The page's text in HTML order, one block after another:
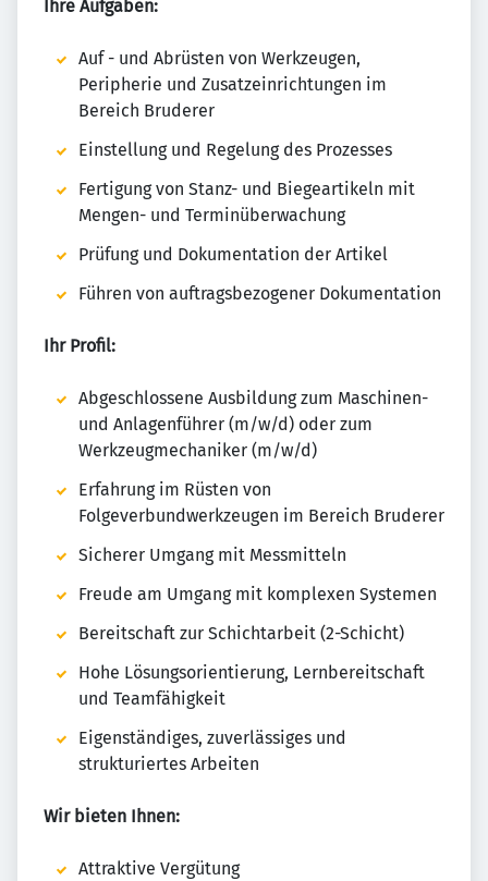
Ihre Aufgaben:
Auf - und Abrüsten von Werkzeugen,
Peripherie und Zusatzeinrichtungen im
Bereich Bruderer
Einstellung und Regelung des Prozesses
Fertigung von Stanz- und Biegeartikeln mit
Mengen- und Terminüberwachung
Prüfung und Dokumentation der Artikel
Führen von auftragsbezogener Dokumentation
Ihr Profil:
Abgeschlossene Ausbildung zum Maschinen-
und Anlagenführer (m/w/d) oder zum
Werkzeugmechaniker (m/w/d)
Erfahrung im Rüsten von
Folgeverbundwerkzeugen im Bereich Bruderer
Sicherer Umgang mit Messmitteln
Freude am Umgang mit komplexen Systemen
Bereitschaft zur Schichtarbeit (2-Schicht)
Hohe Lösungsorientierung, Lernbereitschaft
und Teamfähigkeit
Eigenständiges, zuverlässiges und
strukturiertes Arbeiten
Wir bieten Ihnen:
Attraktive Vergütung